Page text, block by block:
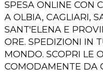
SPESA ONLINE CON
A OLBIA, CAGLIARI,
SANT'ELENA E
ORE. SPEDIZIONI IN
MONDO. SCOPRI LE
COMODAMENTE DA